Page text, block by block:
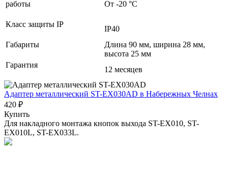
работы От -20 °С
Класс защиты IP
IP40
Габариты
Длина 90 мм, ширина 28 мм,
высота 25 мм
Гарантия
12 месяцев
Адаптер металлический ST-EX030AD в Набережных Челнах
420 ₽
Купить
Для накладного монтажа кнопок выхода ST-EX010, ST-
EX010L, ST-EX033L.